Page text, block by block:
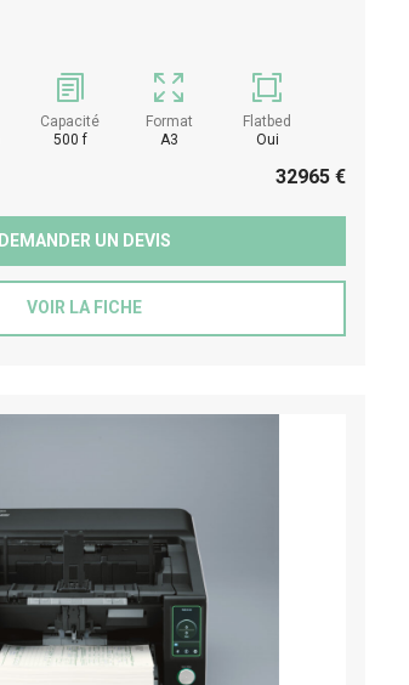
Capacité
500 f
Format
A3
Flatbed
Oui
32965 €
DEMANDER UN DEVIS
VOIR LA FICHE